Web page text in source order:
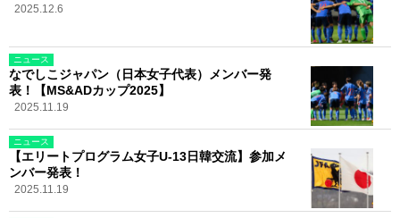
2025.12.6
ニュース
なでしこジャパン（日本女子代表）メンバー発
表！【MS&ADカップ2025】
2025.11.19
ニュース
【エリートプログラム女子U-13日韓交流】参加メ
ンバー発表！
2025.11.19